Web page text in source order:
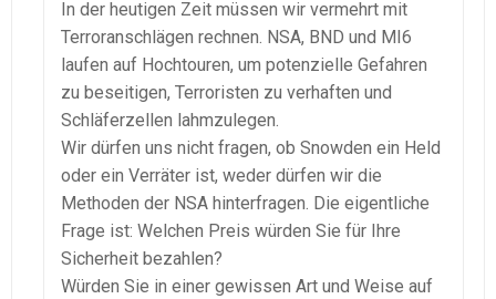
In der heutigen Zeit müssen wir vermehrt mit
Terroranschlägen rechnen. NSA, BND und MI6
laufen auf Hochtouren, um potenzielle Gefahren
zu beseitigen, Terroristen zu verhaften und
Schläferzellen lahmzulegen.
Wir dürfen uns nicht fragen, ob Snowden ein Held
oder ein Verräter ist, weder dürfen wir die
Methoden der NSA hinterfragen. Die eigentliche
Frage ist: Welchen Preis würden Sie für Ihre
Sicherheit bezahlen?
Würden Sie in einer gewissen Art und Weise auf